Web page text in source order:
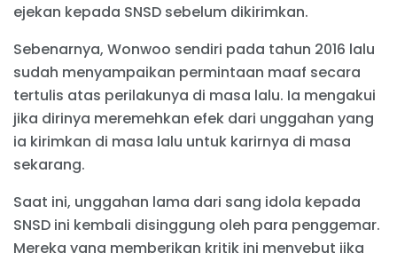
ejekan kepada SNSD sebelum dikirimkan.
Sebenarnya, Wonwoo sendiri pada tahun 2016 lalu
sudah menyampaikan permintaan maaf secara
tertulis atas perilakunya di masa lalu. Ia mengakui
jika dirinya meremehkan efek dari unggahan yang
ia kirimkan di masa lalu untuk karirnya di masa
sekarang.
Saat ini, unggahan lama dari sang idola kepada
SNSD ini kembali disinggung oleh para penggemar.
Mereka yang memberikan kritik ini menyebut jika